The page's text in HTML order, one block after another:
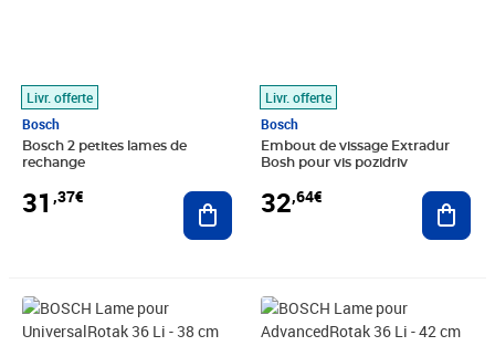
Livr. offerte
Bosch
Bosch 2 petites lames de
rechange
31 ,37€ Ajouter au panier
Livr. offerte
Bosch
Embout de vissage Extradur
Bosh pour vis pozidriv
32,64€
Prix 32,80€ Prix 32,80€